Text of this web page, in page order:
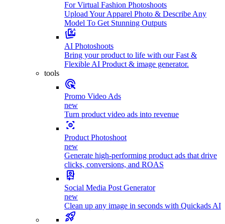
For Virtual Fashion Photoshoots
Upload Your Apparel Photo & Describe Any
Model To Get Stunning Outputs
AI Photoshoots
Bring your product to life with our Fast &
Flexible AI Product & image generator.
tools
Promo Video Ads
new
Turn product video ads into revenue
Product Photoshoot
new
Generate high-performing product ads that drive
clicks, conversions, and ROAS
Social Media Post Generator
new
Clean up any image in seconds with Quickads AI